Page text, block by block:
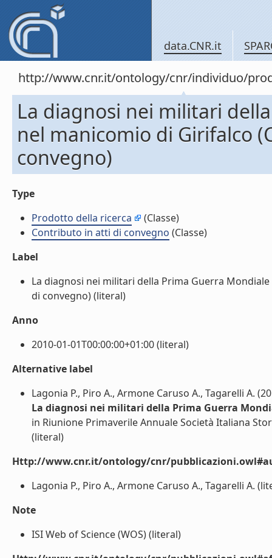
data.CNR.it
http://www.cnr.it/ontology/cnr/individuo/
La diagnosi nei militari
nel manicomio di Girifalco
convegno)
Type
Prodotto della ricerca
(Classe)
Contributo in atti di convegno (Classe)
Label
La diagnosi nei militari della Prima Guerra
di convegno) (literal)
Anno
2010-01-01T00:00:00+01:00 (literal)
Alternative label
Lagonia P., Piro A., Armone Caruso A., Tagarelli A.
La diagnosi nei militari della Prima Guerra
in Riunione Primaverile Annuale Società Italiana
(literal)
Http://www.cnr.it/ontology/cnr/
Lagonia P., Piro A., Armone Caruso A., Tagarelli A.
Note
ISI Web of Science (WOS) (literal)